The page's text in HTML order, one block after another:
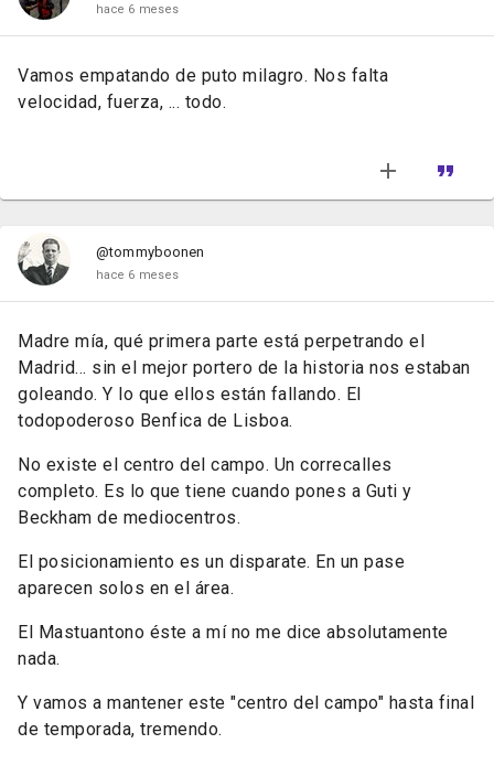
hace 6 meses
Vamos empatando de puto milagro. Nos falta
velocidad, fuerza, ... todo.
@tommyboonen
hace 6 meses
Madre mía, qué primera parte está perpetrando el
Madrid... sin el mejor portero de la historia nos estaban
goleando. Y lo que ellos están fallando. El
todopoderoso Benfica de Lisboa.
No existe el centro del campo. Un correcalles
completo. Es lo que tiene cuando pones a Guti y
Beckham de mediocentros.
El posicionamiento es un disparate. En un pase
aparecen solos en el área.
El Mastuantono éste a mí no me dice absolutamente
nada.
Y vamos a mantener este "centro del campo" hasta final
de temporada, tremendo.